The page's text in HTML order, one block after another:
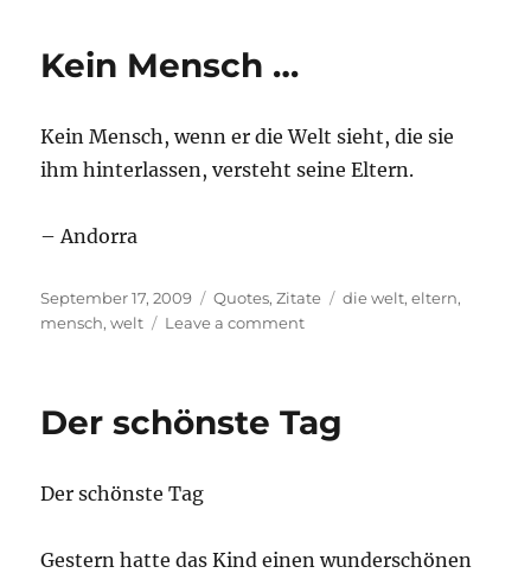
Kein Mensch …
Kein Mensch, wenn er die Welt sieht, die sie
ihm hinterlassen, versteht seine Eltern.
– Andorra
Posted
on
September 17, 2009 Categories
Quotes,Zitate Tags
die welt,eltern,
mensch,welt Leave a commenton
Der schönste Tag
Der schönste Tag
Gestern hatte das Kind einen wunderschönen